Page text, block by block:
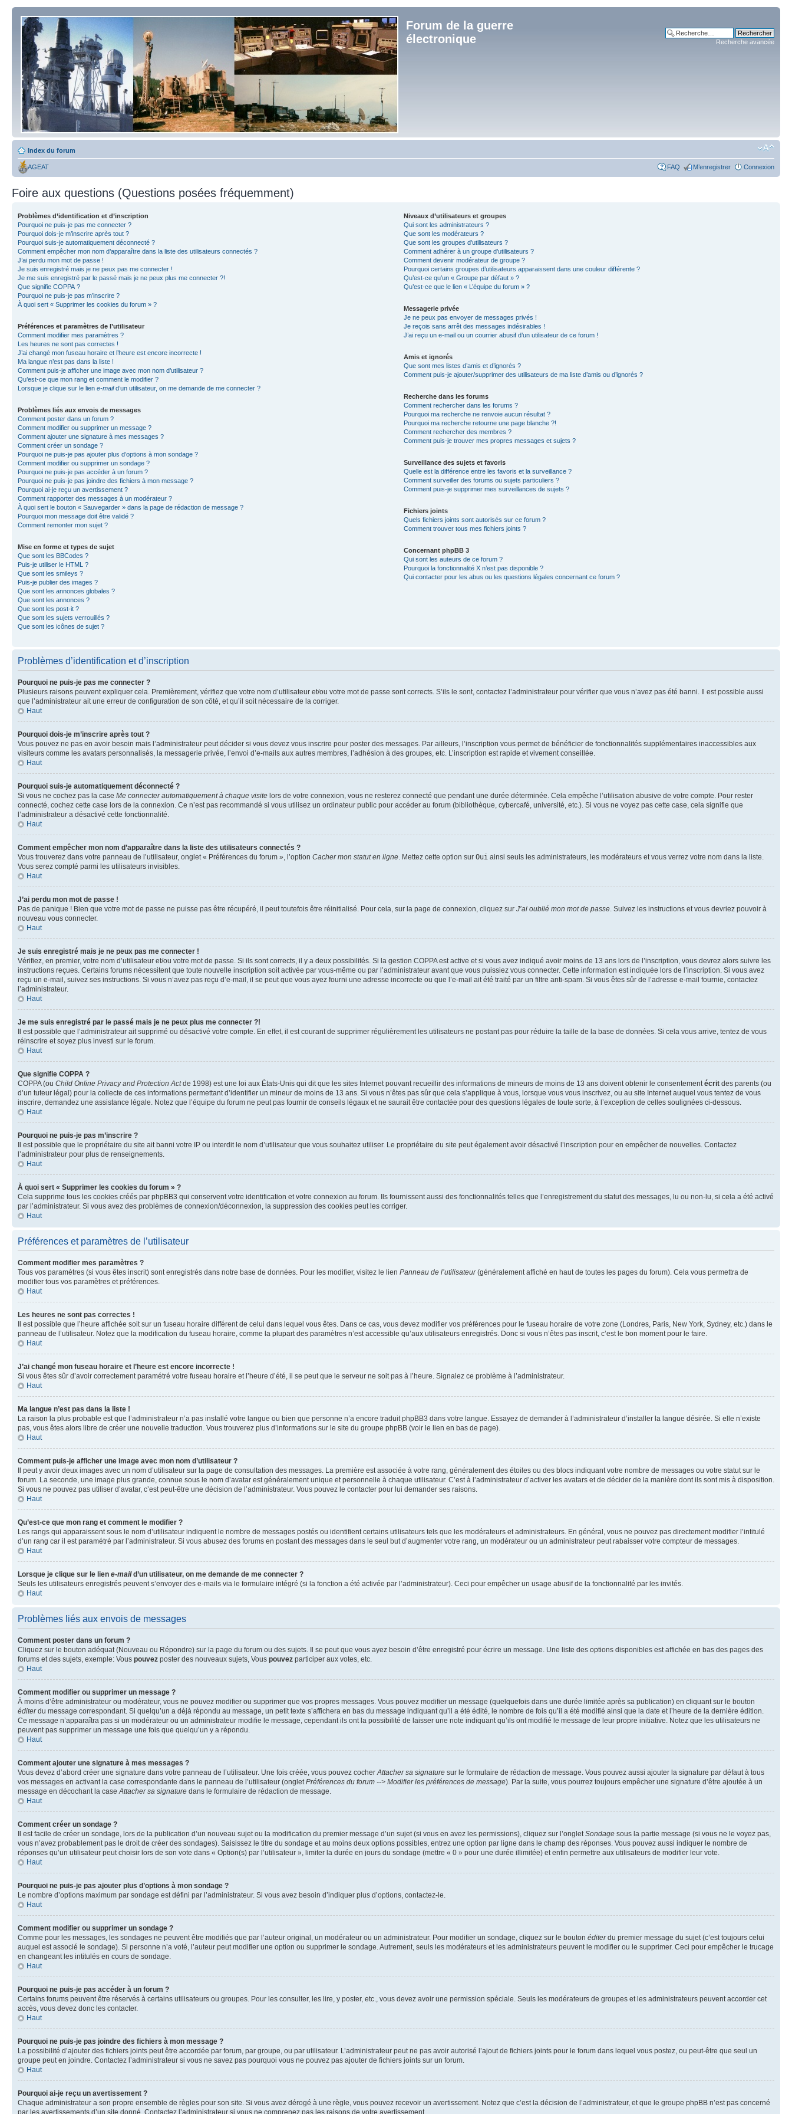
Forum de la guerre
électronique
Recherche avancée
Index du forum
AGEAT FAQ M’enregistrer Connexion
Foire aux questions (Questions posées fréquemment)
Problèmes d’identification et d’inscription
Pourquoi ne puis-je pas me connecter ?
Pourquoi dois-je m’inscrire après tout ?
Pourquoi suis-je automatiquement déconnecté ?
Comment empêcher mon nom d’apparaître dans la liste des utilisateurs connectés ?
J’ai perdu mon mot de passe !
Je suis enregistré mais je ne peux pas me connecter !
Je me suis enregistré par le passé mais je ne peux plus me connecter ?!
Que signifie COPPA ?
Pourquoi ne puis-je pas m’inscrire ?
À quoi sert « Supprimer les cookies du forum » ?
Préférences et paramètres de l’utilisateur
Comment modifier mes paramètres ?
Les heures ne sont pas correctes !
J’ai changé mon fuseau horaire et l’heure est encore incorrecte !
Ma langue n’est pas dans la liste !
Comment puis-je afficher une image avec mon nom d’utilisateur ?
Qu’est-ce que mon rang et comment le modifier ?
Lorsque je clique sur le lien e-maild’un utilisateur, on me demande de me connecter ?
Problèmes liés aux envois de messages
Comment poster dans un forum ?
Comment modifier ou supprimer un message ?
Comment ajouter une signature à mes messages ?
Comment créer un sondage ?
Pourquoi ne puis-je pas ajouter plus d’options à mon sondage ?
Comment modifier ou supprimer un sondage ?
Pourquoi ne puis-je pas accéder à un forum ?
Pourquoi ne puis-je pas joindre des fichiers à mon message ?
Pourquoi ai-je reçu un avertissement ?
Comment rapporter des messages à un modérateur ?
À quoi sert le bouton « Sauvegarder » dans la page de rédaction de message ?
Pourquoi mon message doit être validé ?
Comment remonter mon sujet ?
Mise en forme et types de sujet
Que sont les BBCodes ?
Puis-je utiliser le HTML ?
Que sont les smileys ?
Puis-je publier des images ?
Que sont les annonces globales ?
Que sont les annonces ?
Que sont les post-it ?
Que sont les sujets verrouillés ?
Que sont les icônes de sujet ?
Niveaux d’utilisateurs et groupes
Qui sont les administrateurs ?
Que sont les modérateurs ?
Que sont les groupes d’utilisateurs ?
Comment adhérer à un groupe d’utilisateurs ?
Comment devenir modérateur de groupe ?
Pourquoi certains groupes d’utilisateurs apparaissent dans une couleur différente ?
Qu’est-ce qu’un « Groupe par défaut » ?
Qu’est-ce que le lien « L’équipe du forum » ?
Messagerie privée
Je ne peux pas envoyer de messages privés !
Je reçois sans arrêt des messages indésirables !
J’ai reçu un e-mail ou un courrier abusif d’un utilisateur de ce forum !
Amis et ignorés
Que sont mes listes d’amis et d’ignorés ?
Comment puis-je ajouter/supprimer des utilisateurs de ma liste d’amis ou d’ignorés ?
Recherche dans les forums
Comment rechercher dans les forums ?
Pourquoi ma recherche ne renvoie aucun résultat ?
Pourquoi ma recherche retourne une page blanche ?!
Comment rechercher des membres ?
Comment puis-je trouver mes propres messages et sujets ?
Surveillance des sujets et favoris
Quelle est la différence entre les favoris et la surveillance ?
Comment surveiller des forums ou sujets particuliers ?
Comment puis-je supprimer mes surveillances de sujets ?
Fichiers joints
Quels fichiers joints sont autorisés sur ce forum ?
Comment trouver tous mes fichiers joints ?
Concernant phpBB 3
Qui sont les auteurs de ce forum ?
Pourquoi la fonctionnalité X n’est pas disponible ?
Qui contacter pour les abus ou les questions légales concernant ce forum ?
Problèmes d’identification et d’inscription
Pourquoi ne puis-je pas me connecter ?
Plusieurs raisons peuvent expliquer cela. Premièrement, vérifiez que votre nom d’utilisateur et/ou votre mot de passe sont corrects. S’ils le sont, contactez l’administrateur pour vérifier que vous n’avez pas été banni. Il est possible aussi
que l’administrateur ait une erreur de configuration de son côté, et qu’il soit nécessaire de la corriger.
Haut
Pourquoi dois-je m’inscrire après tout ?
Vous pouvez ne pas en avoir besoin mais l’administrateur peut décider si vous devez vous inscrire pour poster des messages. Par ailleurs, l’inscription vous permet de bénéficier de fonctionnalités supplémentaires inaccessibles aux
visiteurs comme les avatars personnalisés, la messagerie privée, l’envoi d’e-mails aux autres membres, l’adhésion à des groupes, etc. L’inscription est rapide et vivement conseillée.
Haut
Pourquoi suis-je automatiquement déconnecté ?
Si vous ne cochez pas la case Me connecter automatiquement à chaque visite lors de votre connexion, vous ne resterez connecté que pendant une durée déterminée. Cela empêche l’utilisation abusive de votre compte. Pour rester
connecté, cochez cette case lors de la connexion. Ce n’est pas recommandé si vous utilisez un ordinateur public pour accéder au forum (bibliothèque, cybercafé, université, etc.). Si vous ne voyez pas cette case, cela signifie que
l’administrateur a désactivé cette fonctionnalité.
Haut
Comment empêcher mon nom d’apparaître dans la liste des utilisateurs connectés ?
Vous trouverez dans votre panneau de l’utilisateur, onglet « Préférences du forum », l’option Cacher mon statut en ligne. Mettez cette option sur Oui ainsi seuls les administrateurs, les modérateurs et vous verrez votre nom dans la liste.
Vous serez compté parmi les utilisateurs invisibles.
Haut
J’ai perdu mon mot de passe !
Pas de panique ! Bien que votre mot de passe ne puisse pas être récupéré, il peut toutefois être réinitialisé. Pour cela, sur la page de connexion, cliquez sur J’ai oublié mon mot de passe. Suivez les instructions et vous devriez pouvoir à
nouveau vous connecter.
Haut
Je suis enregistré mais je ne peux pas me connecter !
Vérifiez, en premier, votre nom d’utilisateur et/ou votre mot de passe. Si ils sont corrects, il y a deux possibilités. Si la gestion COPPA est active et si vous avez indiqué avoir moins de 13 ans lors de l’inscription, vous devrez alors suivre les
instructions reçues. Certains forums nécessitent que toute nouvelle inscription soit activée par vous-même ou par l’administrateur avant que vous puissiez vous connecter. Cette information est indiquée lors de l’inscription. Si vous avez
reçu un e-mail, suivez ses instructions. Si vous n’avez pas reçu d’e-mail, il se peut que vous ayez fourni une adresse incorrecte ou que l’e-mail ait été traité par un filtre anti-spam. Si vous êtes sûr de l’adresse e-mail fournie, contactez
l’administrateur.
Haut
Je me suis enregistré par le passé mais je ne peux plus me connecter ?!
Il est possible que l’administrateur ait supprimé ou désactivé votre compte. En effet, il est courant de supprimer régulièrement les utilisateurs ne postant pas pour réduire la taille de la base de données. Si cela vous arrive, tentez de vous
réinscrire et soyez plus investi sur le forum.
Haut
Que signifie COPPA ?
COPPA (ou Child Online Privacy and Protection Actde 1998) est une loi aux États-Unis qui dit que les sites Internet pouvant recueillir des informations de mineurs de moins de 13 ans doivent obtenir le consentementécrit des parents (ou
d’un tuteur légal) pour la collecte de ces informations permettant d’identifier un mineur de moins de 13 ans. Si vous n’êtes pas sûr que cela s’applique à vous, lorsque vous vous inscrivez, ou au site Internet auquel vous tentez de vous
inscrire, demandez une assistance légale. Notez que l’équipe du forum ne peut pas fournir de conseils légaux et ne saurait être contactée pour des questions légales de toute sorte, à l’exception de celles soulignées ci-dessous.
Haut
Pourquoi ne puis-je pas m’inscrire ?
Il est possible que le propriétaire du site ait banni votre IP ou interdit le nom d’utilisateur que vous souhaitez utiliser. Le propriétaire du site peut également avoir désactivé l’inscription pour en empêcher de nouvelles. Contactez
l’administrateur pour plus de renseignements.
Haut
À quoi sert « Supprimer les cookies du forum » ?
Cela supprime tous les cookies créés par phpBB3 qui conservent votre identification et votre connexion au forum. Ils fournissent aussi des fonctionnalités telles que l’enregistrement du statut des messages, lu ou non-lu, si cela a été activé
par l’administrateur. Si vous avez des problèmes de connexion/déconnexion, la suppression des cookies peut les corriger.
Haut
Préférences et paramètres de l’utilisateur
Comment modifier mes paramètres ?
Tous vos paramètres (si vous êtes inscrit) sont enregistrés dans notre base de données. Pour les modifier, visitez le lien Panneau de l’utilisateur(généralement affiché en haut de toutes les pages du forum). Cela vous permettra de
modifier tous vos paramètres et préférences.
Haut
Les heures ne sont pas correctes !
Il est possible que l’heure affichée soit sur un fuseau horaire différent de celui dans lequel vous êtes. Dans ce cas, vous devez modifier vos préférences pour le fuseau horaire de votre zone (Londres, Paris, New York, Sydney, etc.) dans le
panneau de l’utilisateur. Notez que la modification du fuseau horaire, comme la plupart des paramètres n’est accessible qu’aux utilisateurs enregistrés. Donc si vous n’êtes pas inscrit, c’est le bon moment pour le faire.
Haut
J’ai changé mon fuseau horaire et l’heure est encore incorrecte !
Si vous êtes sûr d’avoir correctement paramétré votre fuseau horaire et l’heure d’été, il se peut que le serveur ne soit pas à l’heure. Signalez ce problème à l’administrateur.
Haut
Ma langue n’est pas dans la liste !
La raison la plus probable est que l’administrateur n’a pas installé votre langue ou bien que personne n’a encore traduit phpBB3 dans votre langue. Essayez de demander à l’administrateur d’installer la langue désirée. Si elle n’existe
pas, vous êtes alors libre de créer une nouvelle traduction. Vous trouverez plus d’informations sur le site du groupe phpBB (voir le lien en bas de page).
Haut
Comment puis-je afficher une image avec mon nom d’utilisateur ?
Il peut y avoir deux images avec un nom d’utilisateur sur la page de consultation des messages. La première est associée à votre rang, généralement des étoiles ou des blocs indiquant votre nombre de messages ou votre statut sur le
forum. La seconde, une image plus grande, connue sous le nom d’avatar est généralement unique et personnelle à chaque utilisateur. C’est à l’administrateur d’activer les avatars et de décider de la manière dont ils sont mis à disposition.
Si vous ne pouvez pas utiliser d’avatar, c’est peut-être une décision de l’administrateur. Vous pouvez le contacter pour lui demander ses raisons.
Haut
Qu’est-ce que mon rang et comment le modifier ?
Les rangs qui apparaissent sous le nom d’utilisateur indiquent le nombre de messages postés ou identifient certains utilisateurs tels que les modérateurs et administrateurs. En général, vous ne pouvez pas directement modifier l’intitulé
d’un rang car il est paramétré par l’administrateur. Si vous abusez des forums en postant des messages dans le seul but d’augmenter votre rang, un modérateur ou un administrateur peut rabaisser votre compteur de messages.
Haut
Lorsque je clique sur le lien e-maild’un utilisateur, on me demande de me connecter ?
Seuls les utilisateurs enregistrés peuvent s’envoyer des e-mails via le formulaire intégré (si la fonction a été activée par l’administrateur). Ceci pour empêcher un usage abusif de la fonctionnalité par les invités.
Haut
Problèmes liés aux envois de messages
Comment poster dans un forum ?
Cliquez sur le bouton adéquat (Nouveau ou Répondre) sur la page du forum ou des sujets. Il se peut que vous ayez besoin d’être enregistré pour écrire un message. Une liste des options disponibles est affichée en bas des pages des
forums et des sujets, exemple: Vous pouvez poster des nouveaux sujets, Vous pouvez participer aux votes, etc.
Haut
Comment modifier ou supprimer un message ?
À moins d’être administrateur ou modérateur, vous ne pouvez modifier ou supprimer que vos propres messages. Vous pouvez modifier un message (quelquefois dans une durée limitée après sa publication) en cliquant sur le bouton
éditerdu message correspondant. Si quelqu’un a déjà répondu au message, un petit texte s’affichera en bas du message indiquant qu’il a été édité, le nombre de fois qu’il a été modifié ainsi que la date et l’heure de la dernière édition.
Ce message n’apparaîtra pas si un modérateur ou un administrateur modifie le message, cependant ils ont la possibilité de laisser une note indiquant qu’ils ont modifié le message de leur propre initiative. Notez que les utilisateurs ne
peuvent pas supprimer un message une fois que quelqu’un y a répondu.
Haut
Comment ajouter une signature à mes messages ?
Vous devez d’abord créer une signature dans votre panneau de l’utilisateur. Une fois créée, vous pouvez cocherAttacher sa signature sur le formulaire de rédaction de message. Vous pouvez aussi ajouter la signature par défaut à tous
vos messages en activant la case correspondante dans le panneau de l’utilisateur (ongletPréférences du forum --> Modifier les préférences de message). Par la suite, vous pourrez toujours empêcher une signature d’être ajoutée à un
message en décochant la caseAttacher sa signature dans le formulaire de rédaction de message.
Haut
Comment créer un sondage ?
Il est facile de créer un sondage, lors de la publication d’un nouveau sujet ou la modification du premier message d’un sujet (si vous en avez les permissions), cliquez sur l’ongletSondage sous la partie message (si vous ne le voyez pas,
vous n’avez probablement pas le droit de créer des sondages). Saisissez le titre du sondage et au moins deux options possibles, entrez une option par ligne dans le champ des réponses. Vous pouvez aussi indiquer le nombre de
réponses qu’un utilisateur peut choisir lors de son vote dans « Option(s) par l’utilisateur », limiter la durée en jours du sondage (mettre « 0 » pour une durée illimitée) et enfin permettre aux utilisateurs de modifier leur vote.
Haut
Pourquoi ne puis-je pas ajouter plus d’options à mon sondage ?
Le nombre d’options maximum par sondage est défini par l’administrateur. Si vous avez besoin d’indiquer plus d’options, contactez-le.
Haut
Comment modifier ou supprimer un sondage ?
Comme pour les messages, les sondages ne peuvent être modifiés que par l’auteur original, un modérateur ou un administrateur. Pour modifier un sondage, cliquez sur le bouton éditerdu premier message du sujet (c’est toujours celui
auquel est associé le sondage). Si personne n’a voté, l’auteur peut modifier une option ou supprimer le sondage. Autrement, seuls les modérateurs et les administrateurs peuvent le modifier ou le supprimer. Ceci pour empêcher le trucage
en changeant les intitulés en cours de sondage.
Haut
Pourquoi ne puis-je pas accéder à un forum ?
Certains forums peuvent être réservés à certains utilisateurs ou groupes. Pour les consulter, les lire, y poster, etc., vous devez avoir une permission spéciale. Seuls les modérateurs de groupes et les administrateurs peuvent accorder cet
accès, vous devez donc les contacter.
Haut
Pourquoi ne puis-je pas joindre des fichiers à mon message ?
La possibilité d’ajouter des fichiers joints peut être accordée par forum, par groupe, ou par utilisateur. L’administrateur peut ne pas avoir autorisé l’ajout de fichiers joints pour le forum dans lequel vous postez, ou peut-être que seul un
groupe peut en joindre. Contactez l’administrateur si vous ne savez pas pourquoi vous ne pouvez pas ajouter de fichiers joints sur un forum.
Haut
Pourquoi ai-je reçu un avertissement ?
Chaque administrateur a son propre ensemble de règles pour son site. Si vous avez dérogé à une règle, vous pouvez recevoir un avertissement. Notez que c’est la décision de l’administrateur, et que le groupe phpBB n’est pas concerné
par les avertissements d’un site donné. Contactez l’administrateur si vous ne comprenez pas les raisons de votre avertissement.